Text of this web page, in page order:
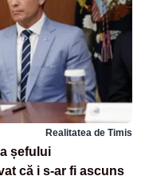
Realitatea de Timis
șefului
că i s-ar fi ascuns